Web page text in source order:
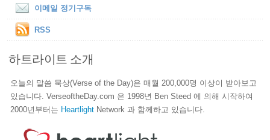
이메일 정기구독
RSS
하트라이트 소개
오늘의 말씀 묵상(Verse of the Day)은 매월 200,000명 이상이 받아보고
있습니다. VerseoftheDay.com 은 1998년 Ben Steed 에 의해 시작하여
2000년부터는 Heartlight Network 과 함께하고 있습니다.